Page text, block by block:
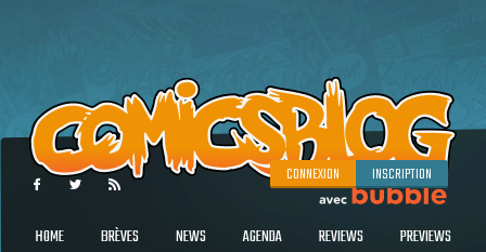
CONNEXION INSCRIPTION
HOME BRÈVES NEWS AGENDA REVIEWS PREVIEWS